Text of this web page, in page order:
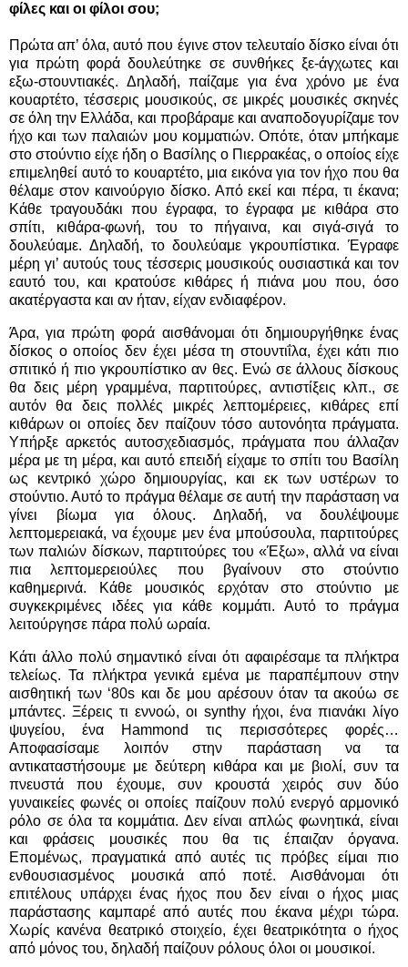
φίλες και οι φίλοι σου;
Πρώτα απ’ όλα, αυτό που έγινε στον τελευταίο δίσκο είναι ότι
για πρώτη φορά δουλεύτηκε σε συνθήκες ξε-άγχωτες και
εξω-στουντιακές. Δηλαδή, παίζαμε για ένα χρόνο με ένα
κουαρτέτο, τέσσερις μουσικούς, σε μικρές μουσικές σκηνές
σε όλη την Ελλάδα, και προβάραμε και αναποδογυρίζαμε τον
ήχο και των παλαιών μου κομματιών. Οπότε, όταν μπήκαμε
στο στούντιο είχε ήδη ο Βασίλης ο Πιερρακέας, ο οποίος είχε
επιμεληθεί αυτό το κουαρτέτο, μια εικόνα για τον ήχο που θα
θέλαμε στον καινούργιο δίσκο. Από εκεί και πέρα, τι έκανα;
Κάθε τραγουδάκι που έγραφα, το έγραφα με κιθάρα στο
σπίτι, κιθάρα-φωνή, του το πήγαινα, και σιγά-σιγά το
δουλεύαμε. Δηλαδή, το δουλεύαμε γκρουπίστικα. Έγραφε
μέρη γι’ αυτούς τους τέσσερις μουσικούς ουσιαστικά και τον
εαυτό του, και κρατούσε κιθάρες ή πιάνα μου που, όσο
ακατέργαστα και αν ήταν, είχαν ενδιαφέρον.
Άρα, για πρώτη φορά αισθάνομαι ότι δημιουργήθηκε ένας
δίσκος ο οποίος δεν έχει μέσα τη στουντιΐλα, έχει κάτι πιο
σπιτικό ή πιο γκρουπίστικο αν θες. Ενώ σε άλλους δίσκους
θα δεις μέρη γραμμένα, παρτιτούρες, αντιστίξεις κλπ., σε
αυτόν θα δεις πολλές μικρές λεπτομέρειες, κιθάρες επί
κιθάρων οι οποίες δεν παίζουν τόσο αυτονόητα πράγματα.
Υπήρξε αρκετός αυτοσχεδιασμός, πράγματα που άλλαζαν
μέρα με τη μέρα, και αυτό επειδή είχαμε το σπίτι του Βασίλη
ως κεντρικό χώρο δημιουργίας, και εκ των υστέρων το
στούντιο. Αυτό το πράγμα θέλαμε σε αυτή την παράσταση να
γίνει βίωμα για όλους. Δηλαδή, να δουλέψουμε
λεπτομερειακά, να έχουμε μεν ένα μπούσουλα, παρτιτούρες
των παλιών δίσκων, παρτιτούρες του «Έξω», αλλά να είναι
πια λεπτομερειούλες που βγαίνουν στο στούντιο
καθημερινά. Κάθε μουσικός ερχόταν στο στούντιο με
συγκεκριμένες ιδέες για κάθε κομμάτι. Αυτό το πράγμα
λειτούργησε πάρα πολύ ωραία.
Κάτι άλλο πολύ σημαντικό είναι ότι αφαιρέσαμε τα πλήκτρα
τελείως. Τα πλήκτρα γενικά εμένα με παραπέμπουν στην
αισθητική των ‘80s και δε μου αρέσουν όταν τα ακούω σε
μπάντες. Ξέρεις τι εννοώ, οι synthy ήχοι, ένα πιανάκι λίγο
ψυγείου, ένα Hammond τις περισσότερες φορές…
Αποφασίσαμε λοιπόν στην παράσταση να τα
αντικαταστήσουμε με δεύτερη κιθάρα και με βιολί, συν τα
πνευστά που έχουμε, συν κρουστά χειρός συν δύο
γυναικείες φωνές οι οποίες παίζουν πολύ ενεργό αρμονικό
ρόλο σε όλα τα κομμάτια. Δεν είναι απλώς φωνητικά, είναι
και φράσεις μουσικές που θα τις έπαιζαν όργανα.
Επομένως, πραγματικά από αυτές τις πρόβες είμαι πιο
ενθουσιασμένος μουσικά από ποτέ. Αισθάνομαι ότι
επιτέλους υπάρχει ένας ήχος που δεν είναι ο ήχος μιας
παράστασης καμπαρέ από αυτές που έκανα μέχρι τώρα.
Χωρίς κανένα θεατρικό στοιχείο, έχει θεατρικότητα ο ήχος
από μόνος του, δηλαδή παίζουν ρόλους όλοι οι μουσικοί.